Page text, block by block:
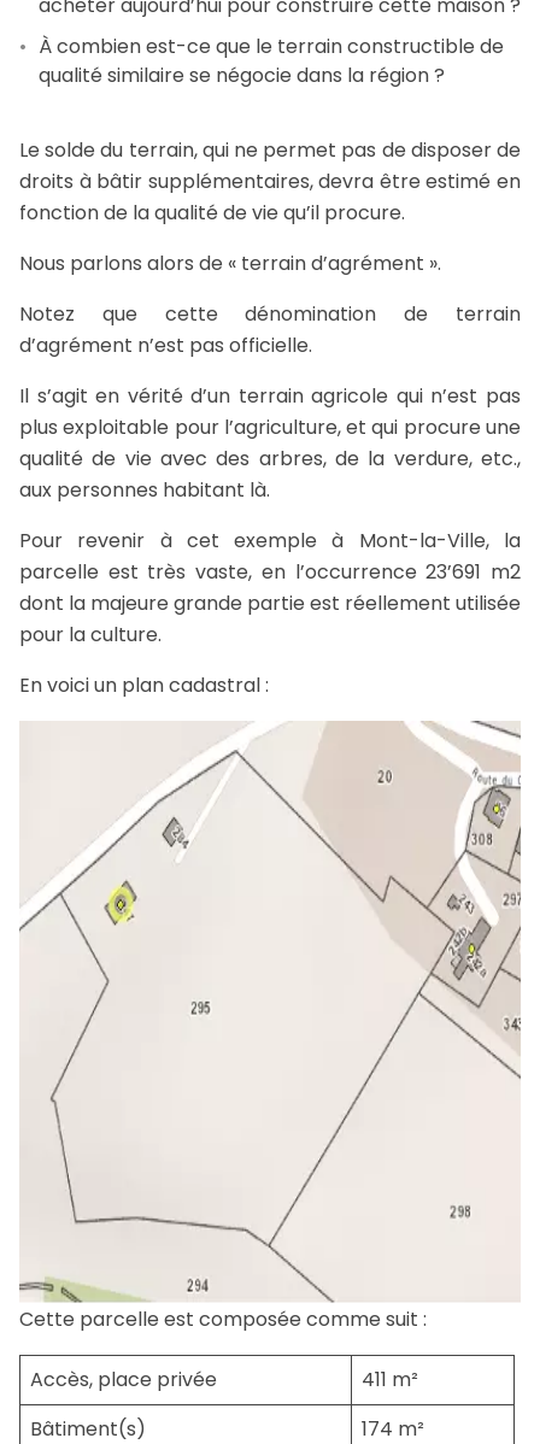
À combien est-ce que le terrain constructible de
qualité similaire se négocie dans la région ?
Le solde du terrain, qui ne permet pas de disposer de
droits à bâtir supplémentaires, devra être estimé en
fonction de la qualité de vie qu’il procure.
Nous parlons alors de « terrain d’agrément ».
Notez que cette dénomination de terrain
d’agrément n’est pas officielle.
Il s’agit en vérité d’un terrain agricole qui n’est pas
plus exploitable pour l’agriculture, et qui procure une
qualité de vie avec des arbres, de la verdure, etc.,
aux personnes habitant là.
Pour revenir à cet exemple à Mont-la-Ville, la
parcelle est très vaste, en l’occurrence 23’691 m2
dont la majeure grande partie est réellement utilisée
pour la culture.
En voici un plan cadastral :
Cette parcelle est composée comme suit :
Accès, place privée
411 m²
Bâtiment(s)
174 m²